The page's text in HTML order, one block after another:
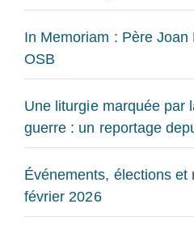
In Memoriam : Père Joan
OSB
Une liturgie marquée
guerre : un reportage
Événements, élections
février 2026